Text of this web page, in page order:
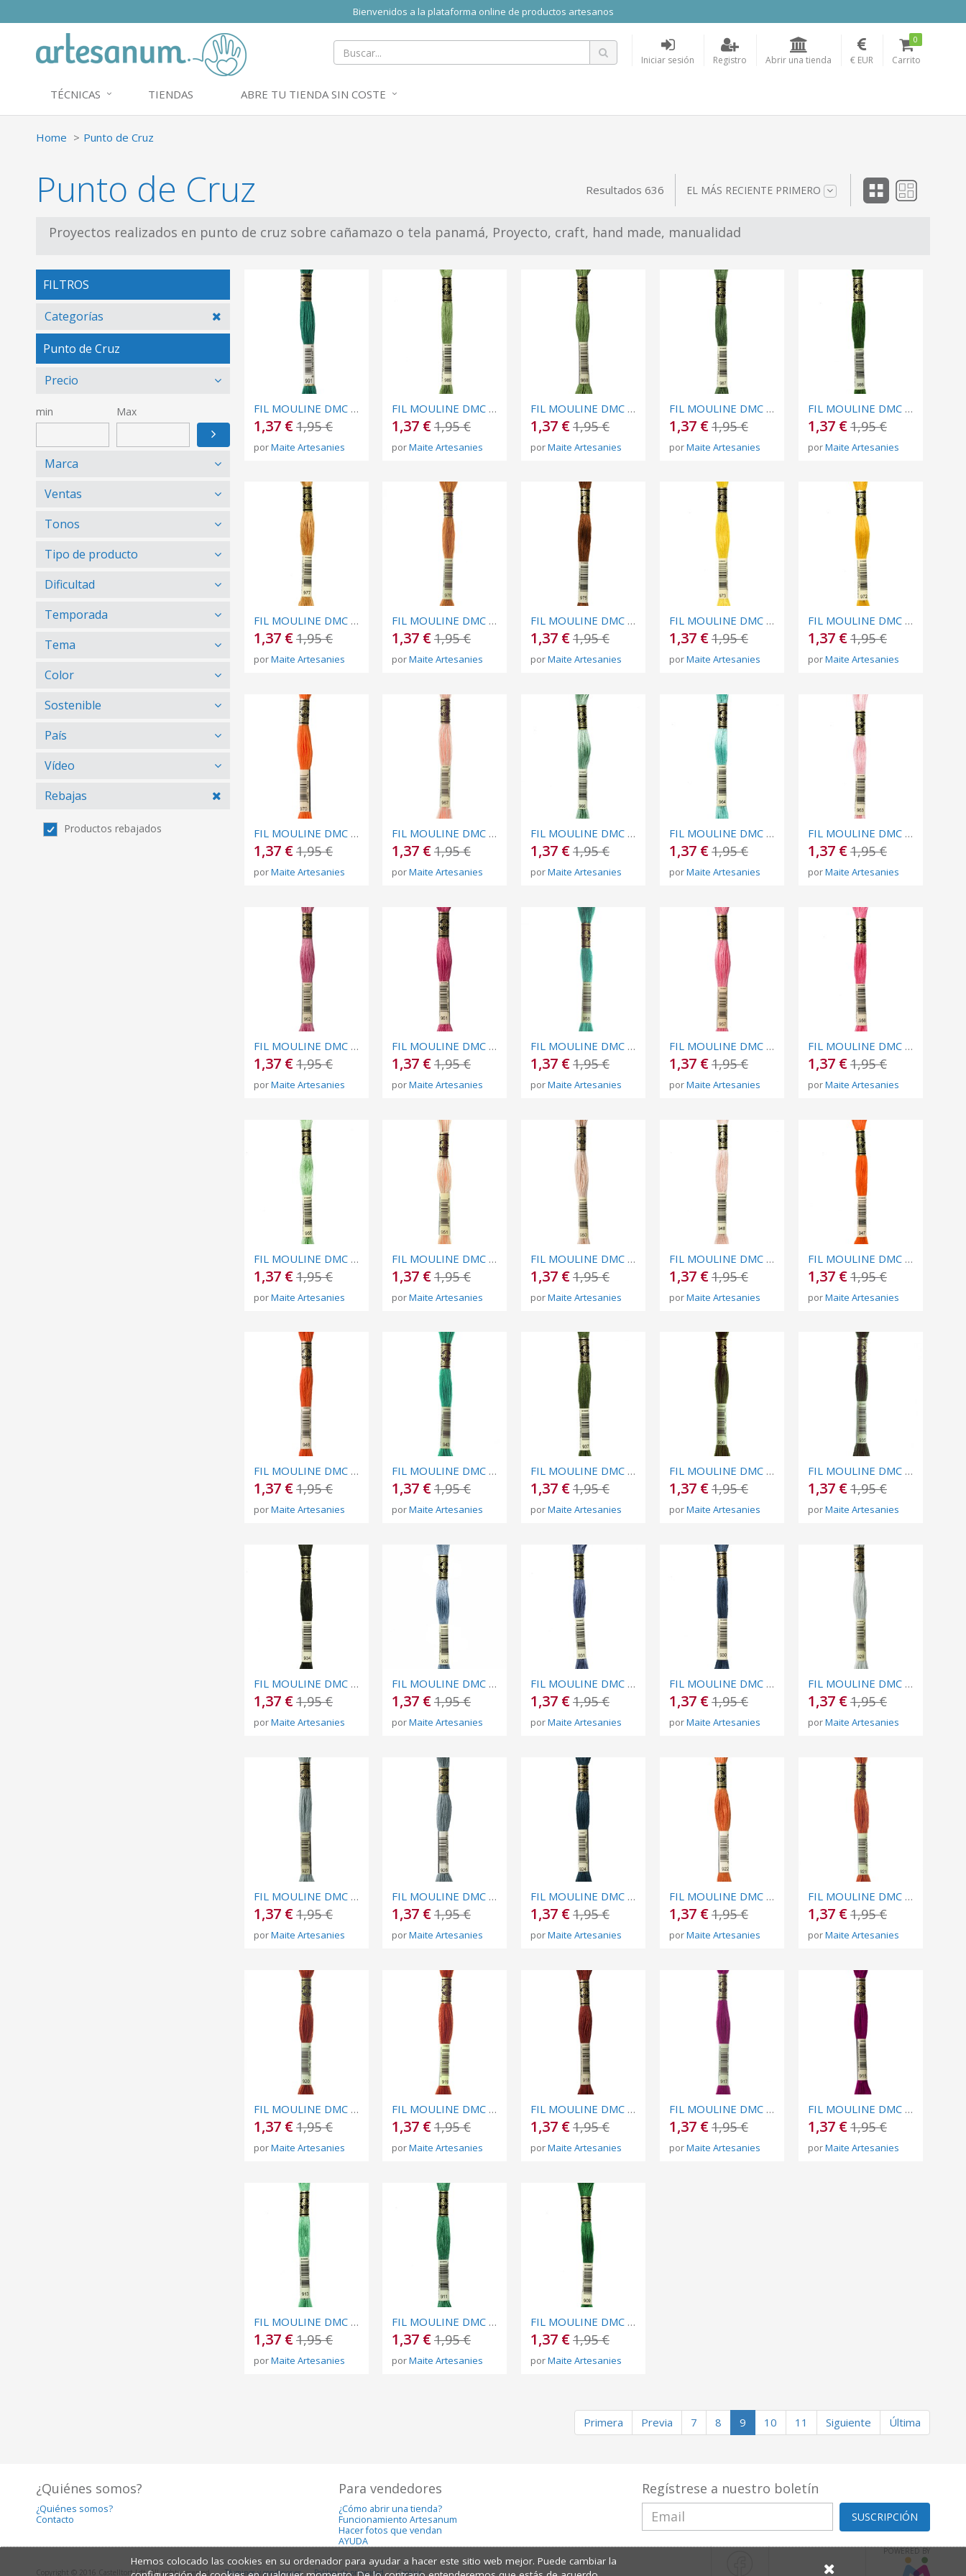
Bienvenidos a la plataforma online de productos artesanos
Iniciar sesión Registro Abrir una tienda € EUR Carrito
0
TÉCNICAS TIENDAS ABRE TU TIENDA SIN COSTE
Home Punto de Cruz
Punto de Cruz Resultados 636 EL MÁS RECIENTE PRIMERO
Proyectos realizados en punto de cruz sobre cañamazo o tela panamá, Proyecto, craft, hand made, manualidad
FILTROS
Categorías
Punto de Cruz
Precio
min Max
Marca
Ventas
Tonos
Tipo de producto
Dificultad
Temporada
Tema
Color
Sostenible
País
Vídeo
Rebajas
Productos rebajados
FIL MOULINE DMC Nº 991
1,37 €1,95 €
porMaite Artesanies
FIL MOULINE DMC Nº 989
1,37 €1,95 €
porMaite Artesanies
FIL MOULINE DMC Nº 988
1,37 €1,95 €
porMaite Artesanies
FIL MOULINE DMC Nº 987
1,37 €1,95 €
porMaite Artesanies
FIL MOULINE DMC Nº 986
1,37 €1,95 €
porMaite Artesanies
FIL MOULINE DMC Nº 977
1,37 €1,95 €
porMaite Artesanies
FIL MOULINE DMC Nº 976
1,37 €1,95 €
porMaite Artesanies
FIL MOULINE DMC Nº 975
1,37 €1,95 €
porMaite Artesanies
FIL MOULINE DMC Nº 973
1,37 €1,95 €
porMaite Artesanies
FIL MOULINE DMC Nº 972
1,37 €1,95 €
porMaite Artesanies
FIL MOULINE DMC Nº 970
1,37 €1,95 €
porMaite Artesanies
FIL MOULINE DMC Nº 967
1,37 €1,95 €
porMaite Artesanies
FIL MOULINE DMC Nº 966
1,37 €1,95 €
porMaite Artesanies
FIL MOULINE DMC Nº 964
1,37 €1,95 €
porMaite Artesanies
FIL MOULINE DMC Nº 963
1,37 €1,95 €
porMaite Artesanies
FIL MOULINE DMC Nº 962
1,37 €1,95 €
porMaite Artesanies
FIL MOULINE DMC Nº 961
1,37 €1,95 €
porMaite Artesanies
FIL MOULINE DMC Nº 958
1,37 €1,95 €
porMaite Artesanies
FIL MOULINE DMC Nº 957
1,37 €1,95 €
porMaite Artesanies
FIL MOULINE DMC Nº 956
1,37 €1,95 €
porMaite Artesanies
FIL MOULINE DMC Nº 955
1,37 €1,95 €
porMaite Artesanies
FIL MOULINE DMC Nº 951
1,37 €1,95 €
porMaite Artesanies
FIL MOULINE DMC Nº 950
1,37 €1,95 €
porMaite Artesanies
FIL MOULINE DMC Nº 948
1,37 €1,95 €
porMaite Artesanies
FIL MOULINE DMC Nº 947
1,37 €1,95 €
porMaite Artesanies
FIL MOULINE DMC Nº 946
1,37 €1,95 €
porMaite Artesanies
FIL MOULINE DMC Nº 943
1,37 €1,95 €
porMaite Artesanies
FIL MOULINE DMC Nº 937
1,37 €1,95 €
porMaite Artesanies
FIL MOULINE DMC Nº 936
1,37 €1,95 €
porMaite Artesanies
FIL MOULINE DMC Nº 935
1,37 €1,95 €
porMaite Artesanies
FIL MOULINE DMC Nº 934
1,37 €1,95 €
porMaite Artesanies
FIL MOULINE DMC Nº 932
1,37 €1,95 €
porMaite Artesanies
FIL MOULINE DMC Nº 931
1,37 €1,95 €
porMaite Artesanies
FIL MOULINE DMC Nº 930
1,37 €1,95 €
porMaite Artesanies
FIL MOULINE DMC Nº 928
1,37 €1,95 €
porMaite Artesanies
FIL MOULINE DMC Nº 927
1,37 €1,95 €
porMaite Artesanies
FIL MOULINE DMC Nº 926
1,37 €1,95 €
porMaite Artesanies
FIL MOULINE DMC Nº 924
1,37 €1,95 €
porMaite Artesanies
FIL MOULINE DMC Nº 922
1,37 €1,95 €
porMaite Artesanies
FIL MOULINE DMC Nº 921
1,37 €1,95 €
porMaite Artesanies
FIL MOULINE DMC Nº 920
1,37 €1,95 €
porMaite Artesanies
FIL MOULINE DMC Nº 919
1,37 €1,95 €
porMaite Artesanies
FIL MOULINE DMC Nº 918
1,37 €1,95 €
porMaite Artesanies
FIL MOULINE DMC Nº 917
1,37 €1,95 €
porMaite Artesanies
FIL MOULINE DMC Nº 915
1,37 €1,95 €
porMaite Artesanies
FIL MOULINE DMC Nº 913
1,37 €1,95 €
porMaite Artesanies
FIL MOULINE DMC Nº 911
1,37 €1,95 €
porMaite Artesanies
FIL MOULINE DMC Nº 909
1,37 €1,95 €
porMaite Artesanies
Primera Previa 7 8 9 10 11 Siguiente Última
¿Quiénes somos?
¿Quiénes somos?
Contacto
Para vendedores
¿Cómo abrir una tienda?
Funcionamiento Artesanum
Hacer fotos que vendan
AYUDA
Regístrese a nuestro boletín
SUSCRIPCIÓN
Copyright © 2016 Castelltort Ldt. All rights reserved. Términos y condiciones Política de privacidad Cookies
POWERED BY
Hemos colocado las cookies en su ordenador para ayudar a hacer este sitio web mejor. Puede cambiar la